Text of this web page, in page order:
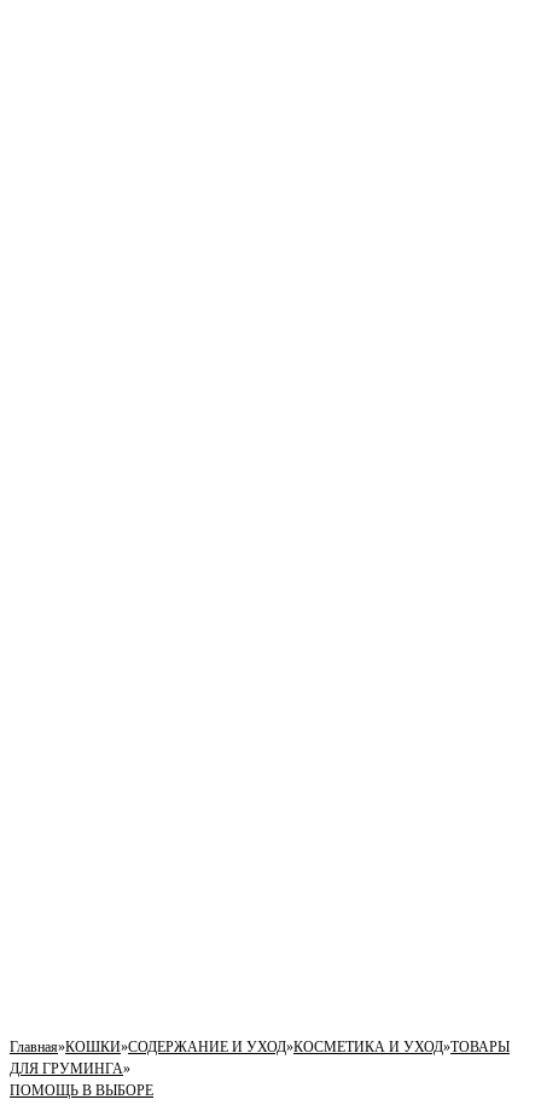
Главная»КОШКИ»СОДЕРЖАНИЕ И УХОД»КОСМЕТИКА И УХОД»ТОВАРЫ
ДЛЯ ГРУМИНГА»
ПОМОЩЬ В ВЫБОРЕ